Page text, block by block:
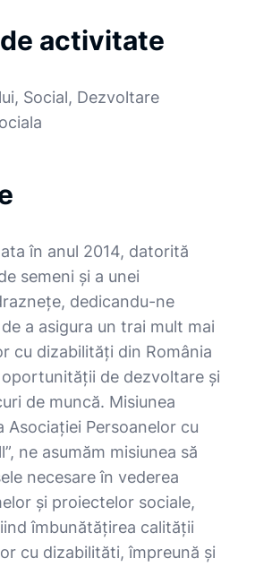
activitate
Social, Dezvoltare
în anul 2014, datorită
semeni și a unei
dedicandu-ne
a asigura un trai mult mai
cu dizabilități din România
de dezvoltare și
de muncă. Misiunea
Persoanelor cu
ne asumăm misiunea să
necesare în vederea
și proiectelor sociale,
îmbunătățirea calității
cu dizabilităti, împreună și